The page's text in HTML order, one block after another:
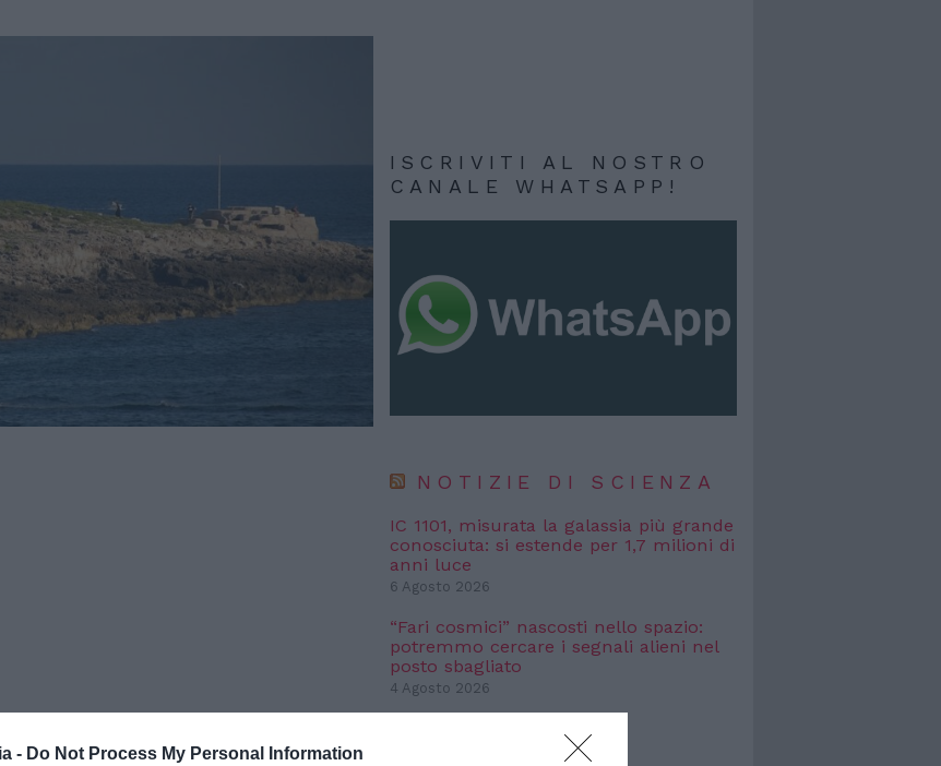
- Do Not Process My Personal Information
ISCRIVITI AL NOSTRO
CANALE WHATSAPP!
NOTIZIE DI SCIENZA
IC 1101, misurata la galassia più grande
conosciuta: si estende per 1,7 milioni di
anni luce
6 Agosto 2026
“Fari cosmici” nascosti nello spazio:
potremmo cercare i segnali alieni nel
posto sbagliato
4 Agosto 2026
NOTIZIE DI